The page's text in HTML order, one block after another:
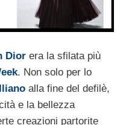
Dior era la sfilata più
. Non solo per lo
alla fine del defilè,
e la bellezza
creazioni partorite